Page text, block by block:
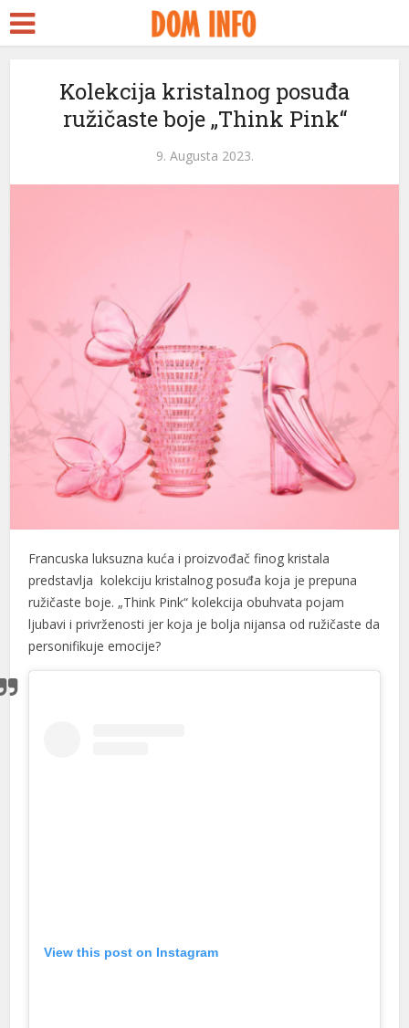
Kolekcija kristalnog posuđa
ružičaste boje „Think Pink“
9. Augusta 2023.
Francuska luksuzna kuća i proizvođač finog kristala
predstavlja kolekciju kristalnog posuđa koja je prepuna
ružičaste boje. „Think Pink“ kolekcija obuhvata pojam
ljubavi i privrženosti jer koja je bolja nijansa od ružičaste da
personifikuje emocije?
View this post on Instagram